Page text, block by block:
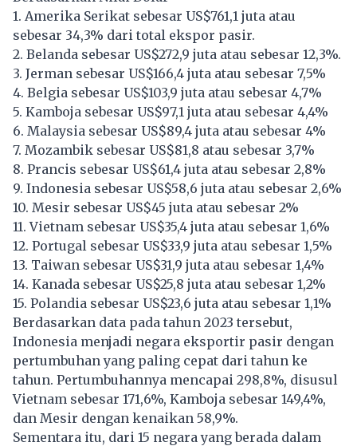
1. Amerika Serikat sebesar US$761,1 juta atau
sebesar 34,3% dari total ekspor pasir.
2. Belanda sebesar US$272,9 juta atau sebesar 12,3%.
3. Jerman sebesar US$166,4 juta atau sebesar 7,5%
4. Belgia sebesar US$103,9 juta atau sebesar 4,7%
5. Kamboja sebesar US$97,1 juta atau sebesar 4,4%
6. Malaysia sebesar US$89,4 juta atau sebesar 4%
7. Mozambik sebesar US$81,8 atau sebesar 3,7%
8. Prancis sebesar US$61,4 juta atau sebesar 2,8%
9. Indonesia sebesar US$58,6 juta atau sebesar 2,6%
10. Mesir sebesar US$45 juta atau sebesar 2%
11. Vietnam sebesar US$35,4 juta atau sebesar 1,6%
12. Portugal sebesar US$33,9 juta atau sebesar 1,5%
13. Taiwan sebesar US$31,9 juta atau sebesar 1,4%
14. Kanada sebesar US$25,8 juta atau sebesar 1,2%
15. Polandia sebesar US$23,6 juta atau sebesar 1,1%
Berdasarkan data pada tahun 2023 tersebut,
Indonesia menjadi negara eksportir pasir dengan
pertumbuhan yang paling cepat dari tahun ke
tahun. Pertumbuhannya mencapai 298,8%, disusul
Vietnam sebesar 171,6%, Kamboja sebesar 149,4%,
dan Mesir dengan kenaikan 58,9%.
Sementara itu, dari 15 negara yang berada dalam